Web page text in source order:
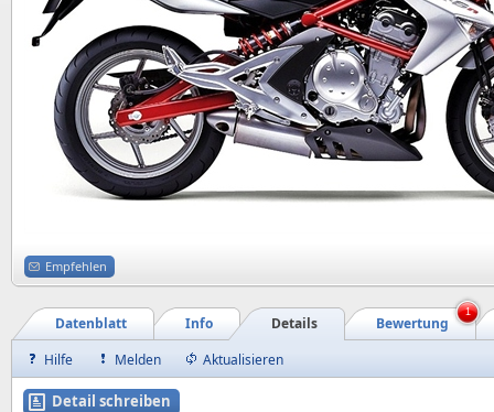
Empfehlen
Bewertung
Details
Info
Datenblatt
1
Hilfe Melden Aktualisieren
Detail schreiben